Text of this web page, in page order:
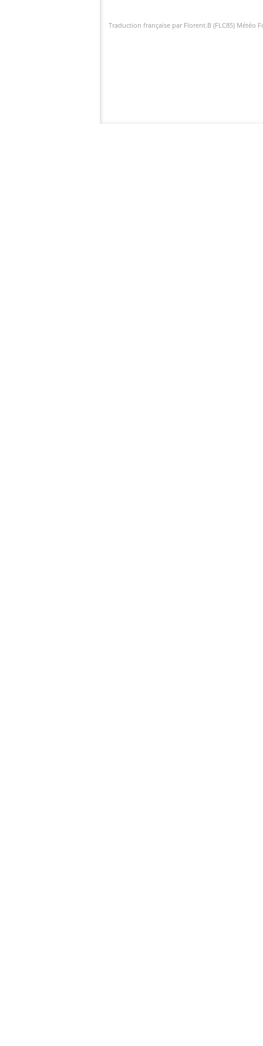
Traduction française par Florent.B (FLC85) Météo